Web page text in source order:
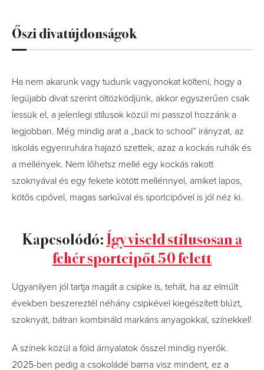
Őszi divatújdonságok
Ha nem akarunk vagy tudunk vagyonokat költeni, hogy a
legújabb divat szerint öltözködjünk, akkor egyszerűen csak
lessük el, a jelenlegi stílusok közül mi passzol hozzánk a
legjobban. Még mindig arat a „back to school” irányzat, az
iskolás egyenruhára hajazó szettek, azaz a kockás ruhák és
a mellények. Nem lőhetsz mellé egy kockás rakott
szoknyával és egy fekete kötött mellénnyel, amiket lapos,
kötős cipővel, magas sarkúval és sportcipővel is jól néz ki.
Kapcsolódó:Így viseld stílusosan a
fehér sportcipőt 50 felett
Ugyanilyen jól tartja magát a csipke is, tehát, ha az elmúlt
években beszereztél néhány csipkével kiegészített blúzt,
szoknyát, bátran kombináld markáns anyagokkal, színekkel!
A színek közül a föld árnyalatok ősszel mindig nyerők.
2025-ben pedig a csokoládé barna visz mindent, ez a